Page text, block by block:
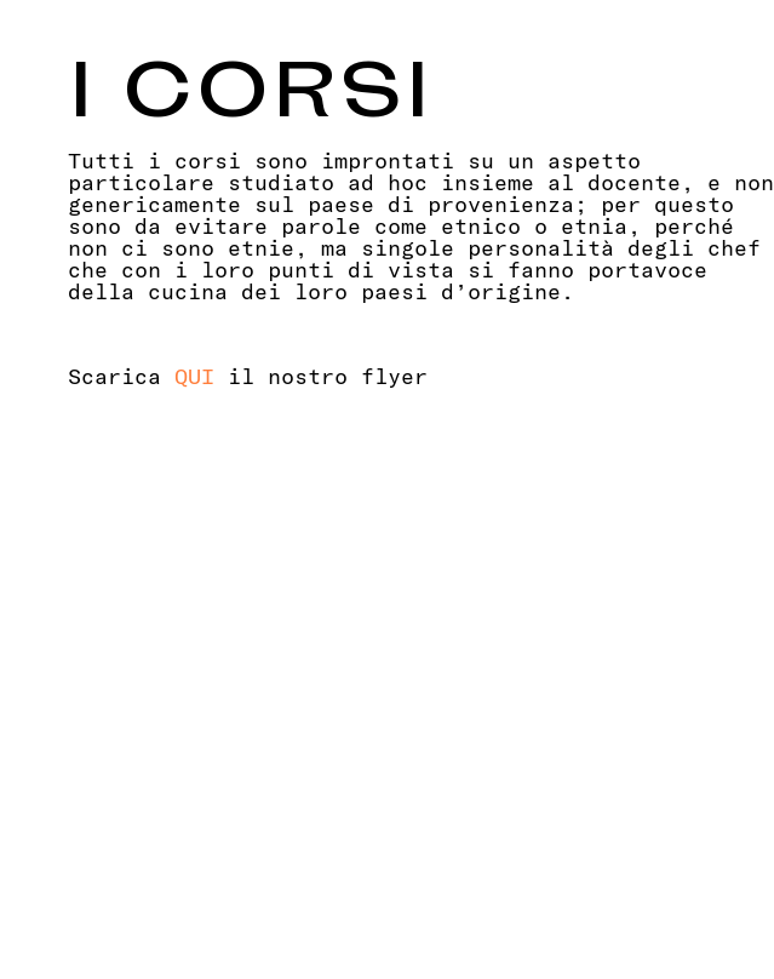
I CORSI
Tutti i corsi sono improntati su un aspetto
particolare studiato ad hoc insieme al docente, e non
genericamente sul paese di provenienza; per questo
sono da evitare parole come etnico o etnia, perché
non ci sono etnie, ma singole personalità degli chef
che con i loro punti di vista si fanno portavoce
della cucina dei loro paesi d’origine.
Scarica QUI il nostro flyer